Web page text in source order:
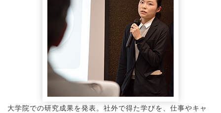
大学院での研究成果を発表。社外で得た学びを、仕事やキャ